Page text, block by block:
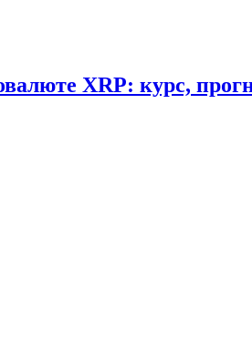
XRP: курс,